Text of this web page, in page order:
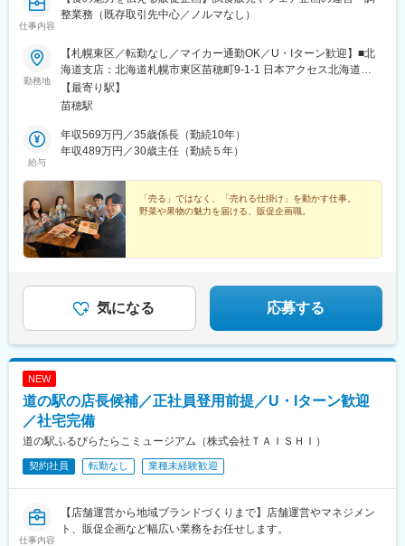
さっぽろ駅、札幌駅、平岸駅(札幌市営)、ひばりが丘駅(北海道)、
柏木町駅、堀川町駅、函館駅
仕事内容
整業務（既存取引先中心／ノルマなし）
勤務地
【札幌東区／転勤なし／マイカー通勤OK／U・Iターン歓迎】■北
海道支店：北海道札幌市東区苗穂町9-1-1 日本アクセス北海道
（株）物流センター内＜アクセス＞地下鉄東豊線「環状通東」駅
より車で6分JR 函館本線 千歳線「苗穂駅」より車で7分※受動喫煙
【最寄り駅】
苗穂駅
給与
年収569万円／35歳係長（勤続10年）
年収489万円／30歳主任（勤続５年）
「売る」ではなく、「売れる仕掛け」を動かす仕事。
野菜や果物の魅力を届ける、販促企画職。
気になる 応募する
NEW
道の駅の店長候補／正社員登用前提／U・Iターン歓迎
／社宅完備
道の駅ふるびらたらこミュージアム（株式会社ＴＡＩＳＨＩ）
契約社員 転勤なし 業種未経験歓迎
仕事内容
【店舗運営から地域ブランドづくりまで】店舗運営やマネジメン
ト、販促企画など幅広い業務をお任せします。